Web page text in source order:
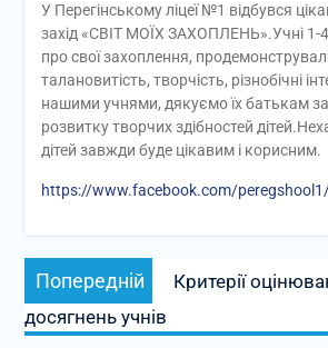
У Перегінському ліцеї №1 відбувся
захід «СВІТ МОЇХ ЗАХОПЛЕНЬ».Учні 1-4
про свої захоплення,
талановитість, творчість, різнобічні
нашими учнями, дякуємо їх батькам за
розвитку творчих здібностей
дітей завжди буде цікавим і корисним.
https://www.facebook.com/
Навігація
записів
Попередній
Попередній
запис:
Критерії
досягнень учнів